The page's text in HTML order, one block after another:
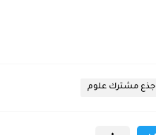
جذع مشترك علوم